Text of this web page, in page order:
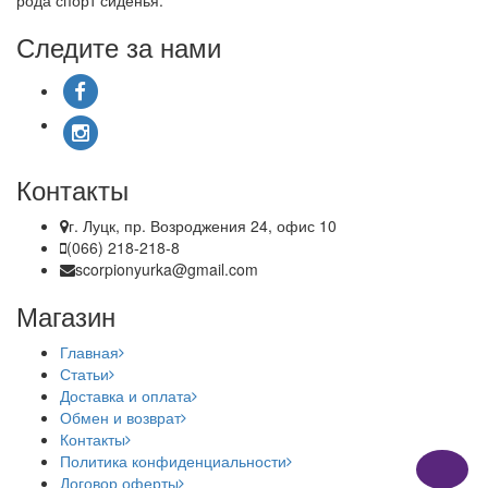
Следите за нами
Контакты
г. Луцк, пр. Возроджения 24, офис 10
(066) 218-218-8
scorpionyurka@gmail.com
Магазин
Главная
Статьи
Доставка и оплата
Обмен и возврат
Контакты
Политика конфиденциальности
Договор оферты